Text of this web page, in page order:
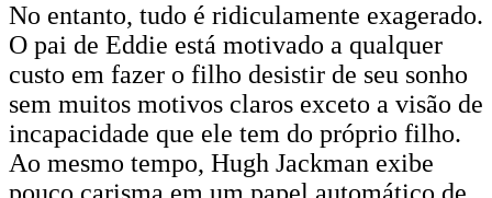
No entanto, tudo é ridiculamente exagerado.
O pai de Eddie está motivado a qualquer
custo em fazer o filho desistir de seu sonho
sem muitos motivos claros exceto a visão de
incapacidade que ele tem do próprio filho.
Ao mesmo tempo, Hugh Jackman exibe